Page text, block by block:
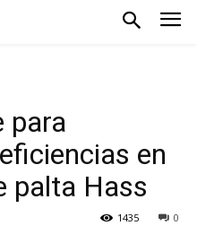
para
en
palta Hass
0
1435